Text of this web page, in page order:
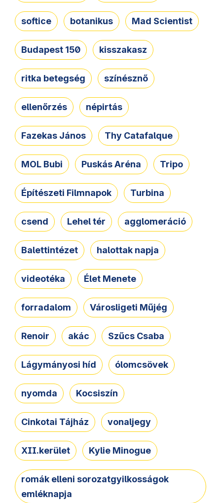
softice botanikus Mad Scientist
Budapest 150 kisszakasz
ritka betegség színésznő
ellenőrzés népirtás
Fazekas János Thy Catafalque
MOL Bubi Puskás Aréna Tripo
Építészeti Filmnapok Turbina
csend Lehel tér agglomeráció
Balettintézet halottak napja
videotéka Élet Menete
forradalom Városligeti Műjég
Renoir akác Szűcs Csaba
Lágymányosi híd ólomcsövek
nyomda Kocsiszín
Cinkotai Tájház vonaljegy
XII.kerület Kylie Minogue
romák elleni sorozatgyilkosságok
emléknapja